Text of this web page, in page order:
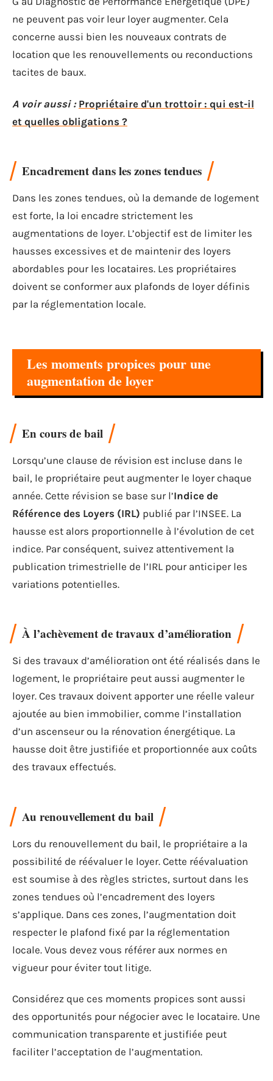
ne peuvent pas voir leur loyer augmenter. Cela
concerne aussi bien les nouveaux contrats de
location que les renouvellements ou reconductions
tacites de baux.
A voir aussi : Propriétaire d'un trottoir : qui est-il
et quelles obligations ?
Encadrement dans les zones tendues
Dans les zones tendues, où la demande de logement
est forte, la loi encadre strictement les
augmentations de loyer. L’objectif est de limiter les
hausses excessives et de maintenir des loyers
abordables pour les locataires. Les propriétaires
doivent se conformer aux plafonds de loyer définis
par la réglementation locale.
Les moments propices pour une
augmentation de loyer
En cours de bail
Lorsqu’une clause de révision est incluse dans le
bail, le propriétaire peut augmenter le loyer chaque
année. Cette révision se base sur l’Indice de
Référence des Loyers (IRL) publié par l’INSEE. La
hausse est alors proportionnelle à l’évolution de cet
indice. Par conséquent, suivez attentivement la
publication trimestrielle de l’IRL pour anticiper les
variations potentielles.
À l’achèvement de travaux d’amélioration
Si des travaux d’amélioration ont été réalisés dans le
logement, le propriétaire peut aussi augmenter le
loyer. Ces travaux doivent apporter une réelle valeur
ajoutée au bien immobilier, comme l’installation
d’un ascenseur ou la rénovation énergétique. La
hausse doit être justifiée et proportionnée aux coûts
des travaux effectués.
Au renouvellement du bail
Lors du renouvellement du bail, le propriétaire a la
possibilité de réévaluer le loyer. Cette réévaluation
est soumise à des règles strictes, surtout dans les
zones tendues où l’encadrement des loyers
s’applique. Dans ces zones, l’augmentation doit
respecter le plafond fixé par la réglementation
locale. Vous devez vous référer aux normes en
vigueur pour éviter tout litige.
Considérez que ces moments propices sont aussi
des opportunités pour négocier avec le locataire. Une
communication transparente et justifiée peut
faciliter l’acceptation de l’augmentation.